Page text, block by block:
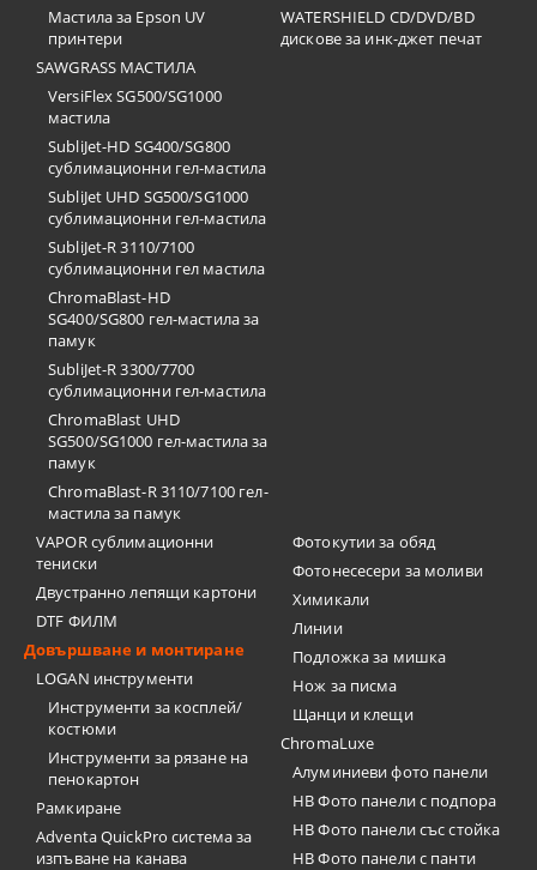
Мастила за Epson UV
принтери
SAWGRASS МАСТИЛА
VersiFlex SG500/SG1000
мастила
SubliJet-HD SG400/SG800
сублимационни гел-мастила
SubliJet UHD SG500/SG1000
сублимационни гел-мастила
SubliJet-R 3110/7100
сублимационни гел мастила
ChromaBlast-HD
SG400/SG800 гел-мастила за
памук
SubliJet-R 3300/7700
сублимационни гел-мастила
ChromaBlast UHD
SG500/SG1000 гел-мастила за
памук
ChromaBlast-R 3110/7100 гел-
мастила за памук
WATERSHIELD CD/DVD/BD
дискове за инк-джет печат
VAPOR сублимационни
тениски
Двустранно лепящи картони
DTF ФИЛМ
Довършване и монтиране
LOGAN инструменти
Инструменти за косплей/
костюми
Инструменти за рязане на
пенокартон
Рамкиране
Adventa QuickPro система за
изпъване на канава
Фотокутии за обяд
Фотонесесери за моливи
Химикали
Линии
Подложка за мишка
Нож за писма
Щанци и клещи
ChromaLuxe
Алуминиеви фото панели
HB Фото панели с подпора
HB Фото панели със стойка
HB Фото панели с панти